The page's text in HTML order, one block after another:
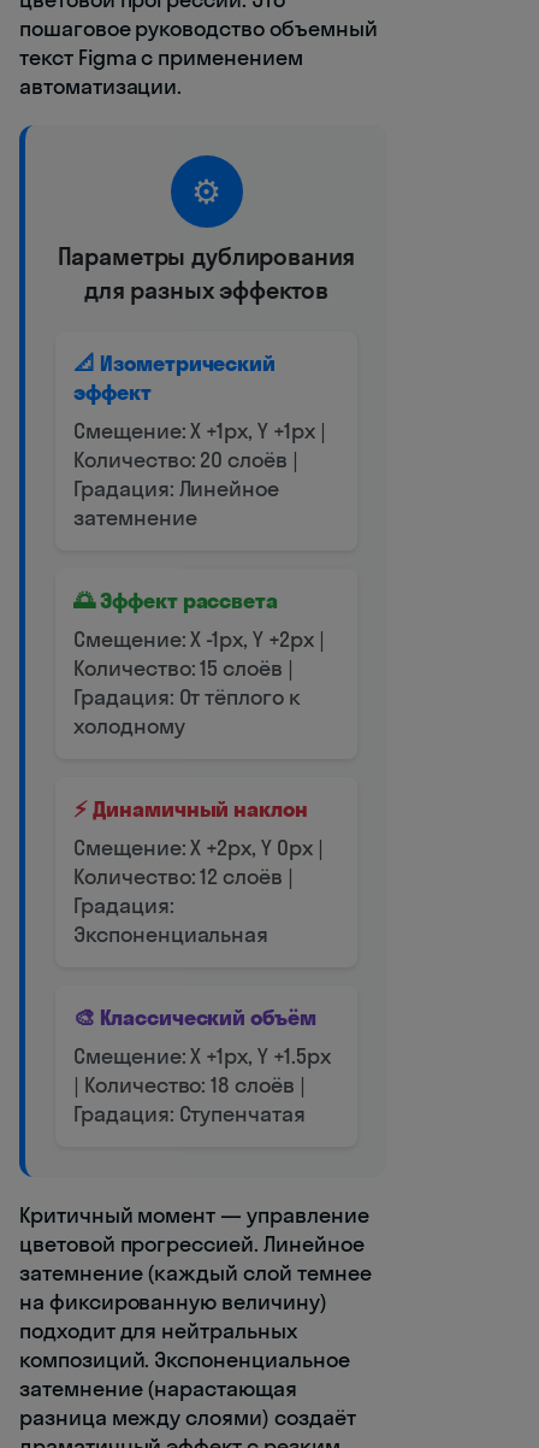
пошаговое руководство объемный
текст Figma с применением
автоматизации.
⚙️
Параметры дублирования
для разных эффектов
📐 Изометрический
эффект
Смещение: X +1px, Y +1px |
Количество: 20 слоёв |
Градация: Линейное
затемнение
🌅 Эффект рассвета
Смещение: X -1px, Y +2px |
Количество: 15 слоёв |
Градация: От тёплого к
холодному
⚡ Динамичный наклон
Смещение: X +2px, Y 0px |
Количество: 12 слоёв |
Градация:
Экспоненциальная
🎨 Классический объём
Смещение: X +1px, Y +1.5px
| Количество: 18 слоёв |
Градация: Ступенчатая
Критичный момент — управление
цветовой прогрессией. Линейное
затемнение (каждый слой темнее
на фиксированную величину)
подходит для нейтральных
композиций. Экспоненциальное
затемнение (нарастающая
разница между слоями) создаёт